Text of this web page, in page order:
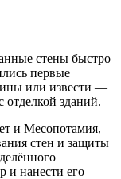
стены быстро
первые
или извести —
отделкой зданий.
и Месопотамия,
стен и защиты
и нанести его